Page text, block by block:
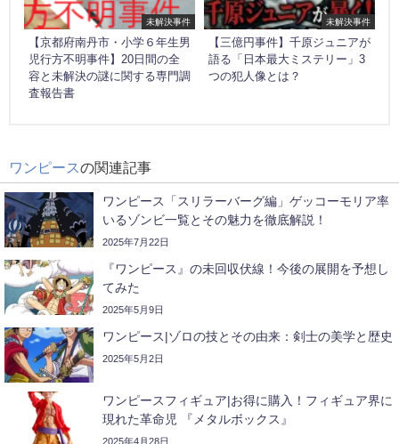
未解決事件
【京都府南丹市・小学６年生男
児行方不明事件】20日間の全
容と未解決の謎に関する専門調
査報告書
未解決事件
【三億円事件】千原ジュニアが
語る「日本最大ミステリー」3
つの犯人像とは？
ワンピースの関連記事
ワンピース「スリラーバーグ編」ゲッコーモリア率
いるゾンビ一覧とその魅力を徹底解説！
2025年7月22日
『ワンピース』の未回収伏線！今後の展開を予想し
てみた
2025年5月9日
ワンピース|ゾロの技とその由来：剣士の美学と歴史
2025年5月2日
ワンピースフィギュア|お得に購入！フィギュア界に
現れた革命児 『メタルボックス』
2025年4月28日